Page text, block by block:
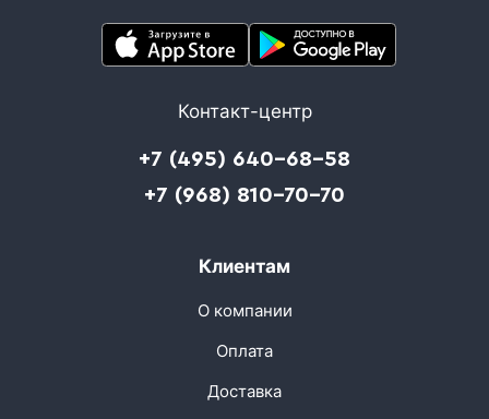
Контакт-центр
+7 (495) 640-68-58
+7 (968) 810-70-70
Клиентам
О компании
Оплата
Доставка